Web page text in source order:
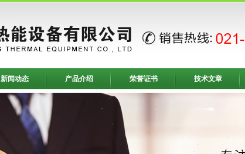
新闻动态 产品介绍 荣誉证书 技术文章